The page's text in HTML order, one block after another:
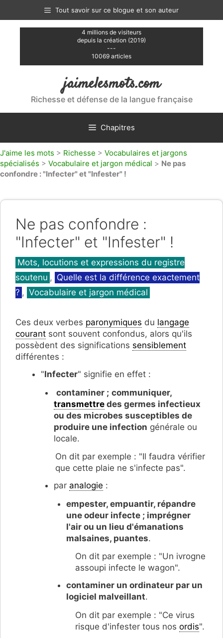
contenu
Tout savoir sur ce blogue et son auteur
4 millions de visiteurs
depuis la création (2019)
---
10069 articles
jaimelesmots.com
Richesse et défense de la langue française
Chapitres
J'aime les mots > Richesse > Vocabulaires et jargons
spécialisés > Vocabulaire et jargon médical > Ne pas
confondre : "Infecter" et "Infester" !
Ne pas confondre :
"Infecter" et "Infester" !
Catégories
Mots, locutions et expressions du registre
soutenu , Quelle est la différence exactement
? , Vocabulaire et jargon médical
Ces deux verbes paronymiques du langage
courant sont souvent confondus, alors qu'ils
possèdent des significations sensiblement
différentes :
"Infecter" signifie en effet :
contaminer ; communiquer,
transmettredes germes infectieux
ou des microbes susceptibles de
produire une infection générale ou
locale.
On dit par exemple : "Il faudra vérifier
que cette plaie ne s'infecte pas".
par analogie :
empester, empuantir, répandre
une odeur infecte ; imprégner
l'air ou un lieu d'émanations
malsaines, puantes.
On dit par exemple : "Un ivrogne
assoupi infecte le wagon".
contaminer un ordinateur par un
logiciel malveillant.
On dit par exemple : "Ce virus
risque d'infester tous nos ordis".